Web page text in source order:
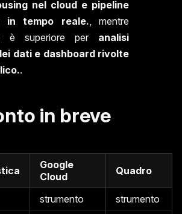
nel cloud e pipeline
in tempo reale. , mentre
è superiore per analisi
dati e dashboard rivolte
.
in breve
Google
Cloud
Quadro
strumento strumento